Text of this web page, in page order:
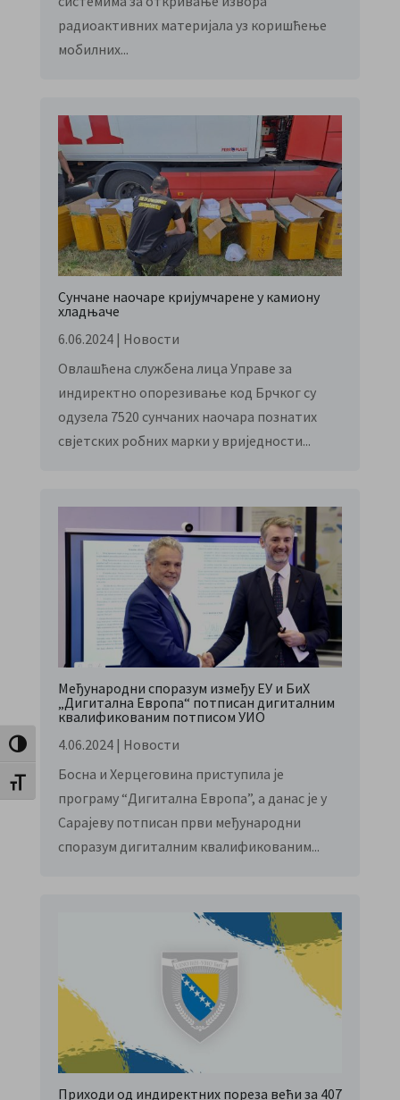
Toggle High Contrast
Toggle Font size
радиоактивних материјала уз коришћење
мобилних...
Сунчане наочаре кријумчарене у камиону
хладњаче
6.06.2024| Новости
Овлашћена службена лица Управе за
индиректно опорезивање код Брчког су
одузела 7520 сунчаних наочара познатих
свјетских робних марки у вриједности...
Међународни споразум између ЕУ и БиХ
„Дигитална Европа“ потписан дигиталним
квалификованим потписом УИО
4.06.2024| Новости
Босна и Херцеговина приступила је
програму “Дигитална Европа”, а данас је у
Сарајеву потписан први међународни
споразум дигиталним квалификованим...
Приходи од индиректних пореза већи за 407